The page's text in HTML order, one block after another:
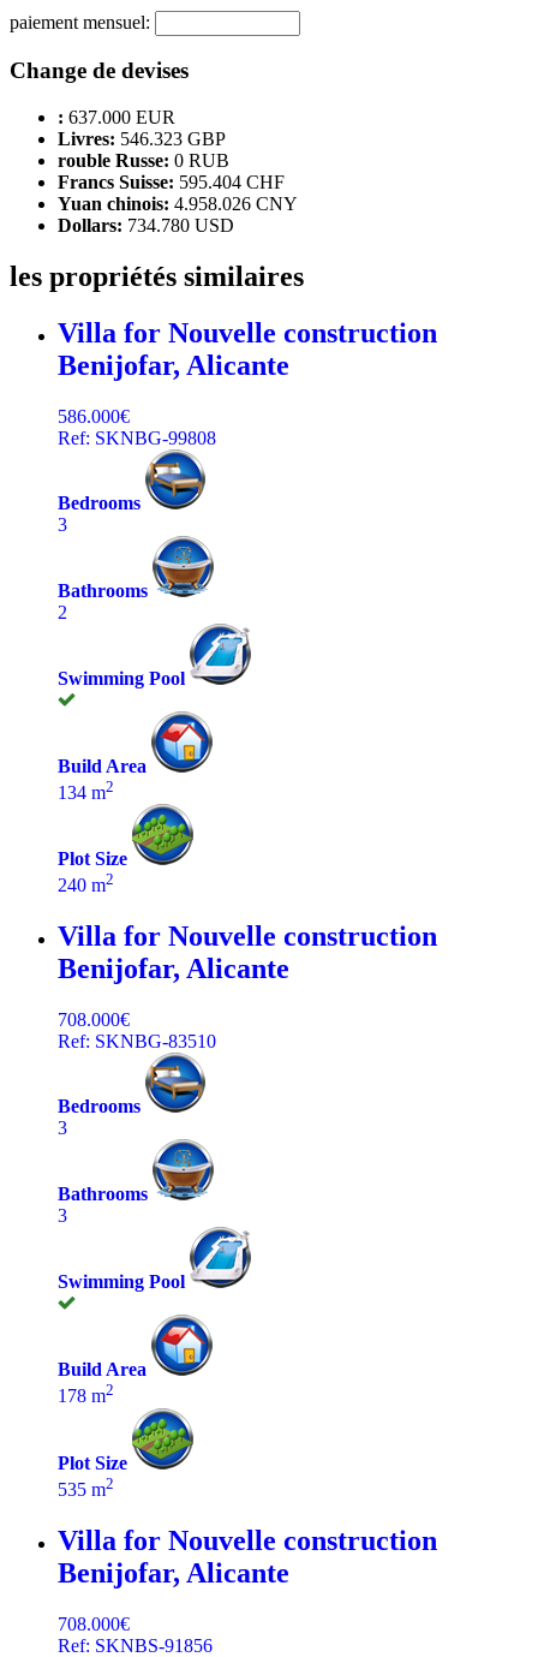
paiement mensuel:
Change de devises
: 637.000 EUR
Livres: 546.323 GBP
rouble Russe: 0 RUB
Francs Suisse: 595.404 CHF
Yuan chinois: 4.958.026 CNY
Dollars: 734.780 USD
les propriétés similaires
Villa for Nouvelle construction
Benijofar, Alicante
586.000€
Ref: SKNBG-99808
Bedrooms
3
Bathrooms
2
Swimming Pool
Build Area
134 m2
Plot Size
240 m2
Villa for Nouvelle construction
Benijofar, Alicante
708.000€
Ref: SKNBG-83510
Bedrooms
3
Bathrooms
3
Swimming Pool
Build Area
178 m2
Plot Size
535 m2
Villa for Nouvelle construction
Benijofar, Alicante
708.000€
Ref: SKNBS-91856